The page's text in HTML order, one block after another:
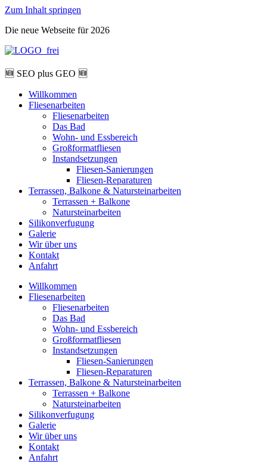
Zum Inhalt springen
Die neue Webseite für 2026
🆕 SEO plus GEO 🆕
Willkommen
Fliesenarbeiten
Fliesenarbeiten
Das Bad
Wohn- und Essbereich
Großformatfliesen
Instandsetzungen
Fliesen-Sanierungen
Fliesen-Reparaturen
Terrassen, Balkone & Natursteinarbeiten
Terrassen + Balkone
Natursteinarbeiten
Silikonverfugung
Galerie
Wir über uns
Kontakt
Anfahrt
Willkommen
Fliesenarbeiten
Fliesenarbeiten
Das Bad
Wohn- und Essbereich
Großformatfliesen
Instandsetzungen
Fliesen-Sanierungen
Fliesen-Reparaturen
Terrassen, Balkone & Natursteinarbeiten
Terrassen + Balkone
Natursteinarbeiten
Silikonverfugung
Galerie
Wir über uns
Kontakt
Anfahrt